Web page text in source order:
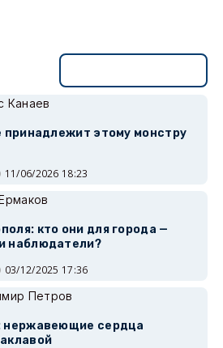
Канаев
принадлежит этому монстру
11/06/2026 18:23
кто они для города —
наблюдатели?
03/12/2025 17:36
Петров
нержавеющие сердца